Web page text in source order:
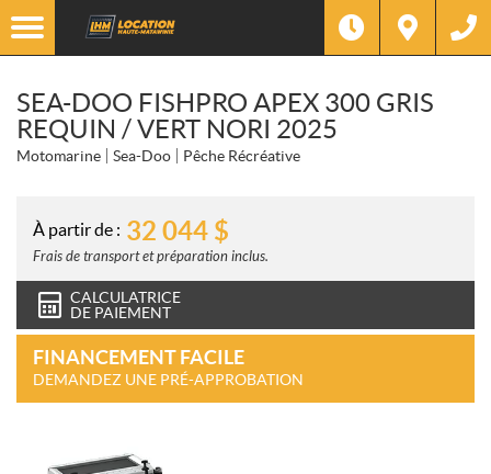
SEA-DOO FISHPRO APEX 300 GRIS
REQUIN / VERT NORI 2025
Motomarine Sea-Doo Pêche Récréative
À partir de : 32 044 $
Frais de transport et préparation inclus.
CALCULATRICE
DE PAIEMENT
FINANCEMENT FACILE
DEMANDEZ UNE PRÉ-APPROBATION